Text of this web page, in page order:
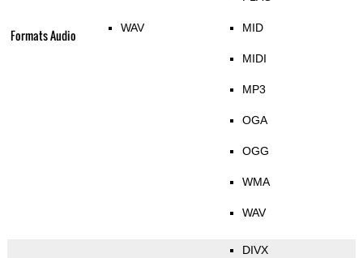
Formats Audio WAV MID
MIDI
MP3
OGA
OGG
WMA
WAV
DIVX